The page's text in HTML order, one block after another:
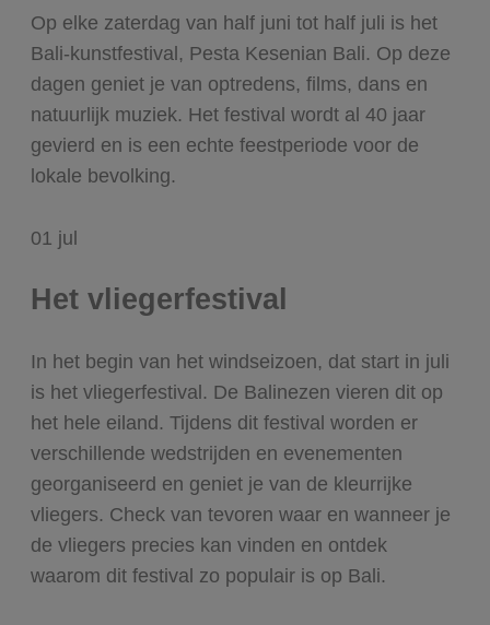
Op elke zaterdag van half juni tot half juli is het
Bali-kunstfestival, Pesta Kesenian Bali. Op deze
dagen geniet je van optredens, films, dans en
natuurlijk muziek. Het festival wordt al 40 jaar
gevierd en is een echte feestperiode voor de
lokale bevolking.
01 jul
Het vliegerfestival
In het begin van het windseizoen, dat start in juli
is het vliegerfestival. De Balinezen vieren dit op
het hele eiland. Tijdens dit festival worden er
verschillende wedstrijden en evenementen
georganiseerd en geniet je van de kleurrijke
vliegers. Check van tevoren waar en wanneer je
de vliegers precies kan vinden en ontdek
waarom dit festival zo populair is op Bali.